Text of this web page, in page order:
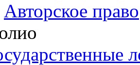
Авторское право